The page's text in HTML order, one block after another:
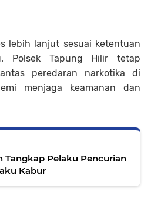
lebih lanjut sesuai ketentuan
Polsek Tapung Hilir tetap
peredaran narkotika di
menjaga keamanan dan
Tangkap Pelaku Pencurian
Kabur